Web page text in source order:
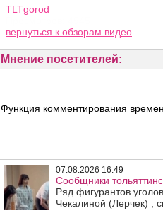
TLTgorod
вернуться к обзорам видео
Мнение посетителей:
Функция комментирования
07.08.2026 16:49
Сообщники
Ряд фигурантов
Чекалиной (Лерчек) ,